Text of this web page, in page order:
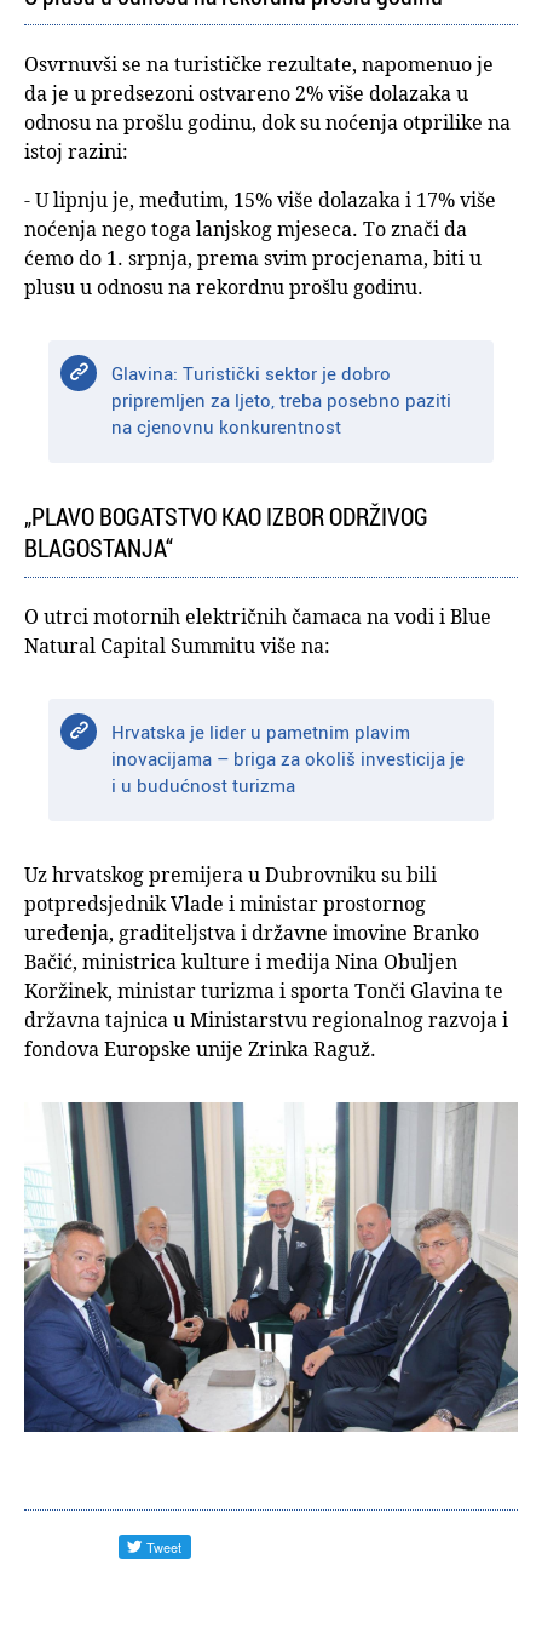
Osvrnuvši se na turističke rezultate, napomenuo je
da je u predsezoni ostvareno 2% više dolazaka u
odnosu na prošlu godinu, dok su noćenja otprilike na
istoj razini:
- U lipnju je, međutim, 15% više dolazaka i 17% više
noćenja nego toga lanjskog mjeseca. To znači da
ćemo do 1. srpnja, prema svim procjenama, biti u
plusu u odnosu na rekordnu prošlu godinu.
Glavina: Turistički sektor je dobro
pripremljen za ljeto, treba posebno paziti
na cjenovnu konkurentnost
„PLAVO BOGATSTVO KAO IZBOR ODRŽIVOG
BLAGOSTANJA“
O utrci motornih električnih čamaca na vodi i Blue
Natural Capital Summitu više na:
Hrvatska je lider u pametnim plavim
inovacijama – briga za okoliš investicija je
i u budućnost turizma
Uz hrvatskog premijera u Dubrovniku su bili
potpredsjednik Vlade i ministar prostornog
uređenja, graditeljstva i državne imovine Branko
Bačić, ministrica kulture i medija Nina Obuljen
Koržinek, ministar turizma i sporta Tonči Glavina te
državna tajnica u Ministarstvu regionalnog razvoja i
fondova Europske unije Zrinka Raguž.